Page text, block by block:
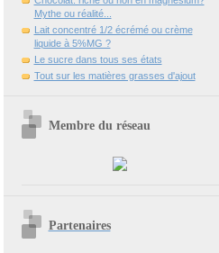
Mythe ou réalité...
Lait concentré 1/2 écrémé ou crème
liquide à 5%MG ?
Le sucre dans tous ses états
Tout sur les matières grasses d'ajout
Membre du réseau
Partenaires